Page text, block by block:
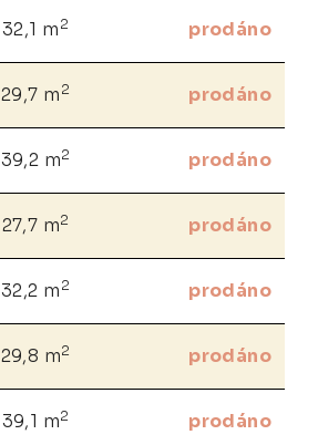
32,1 m 2 prodáno
29,7 m 2 prodáno
39,2 m2 prodáno
27,7 m2 prodáno
32,2 m 2 prodáno
29,8 m2 prodáno
39,1 m2 prodáno